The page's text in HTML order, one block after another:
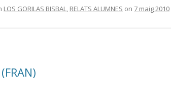
LOS GORILAS BISBAL, RELATS ALUMNES on 7 maig 2010